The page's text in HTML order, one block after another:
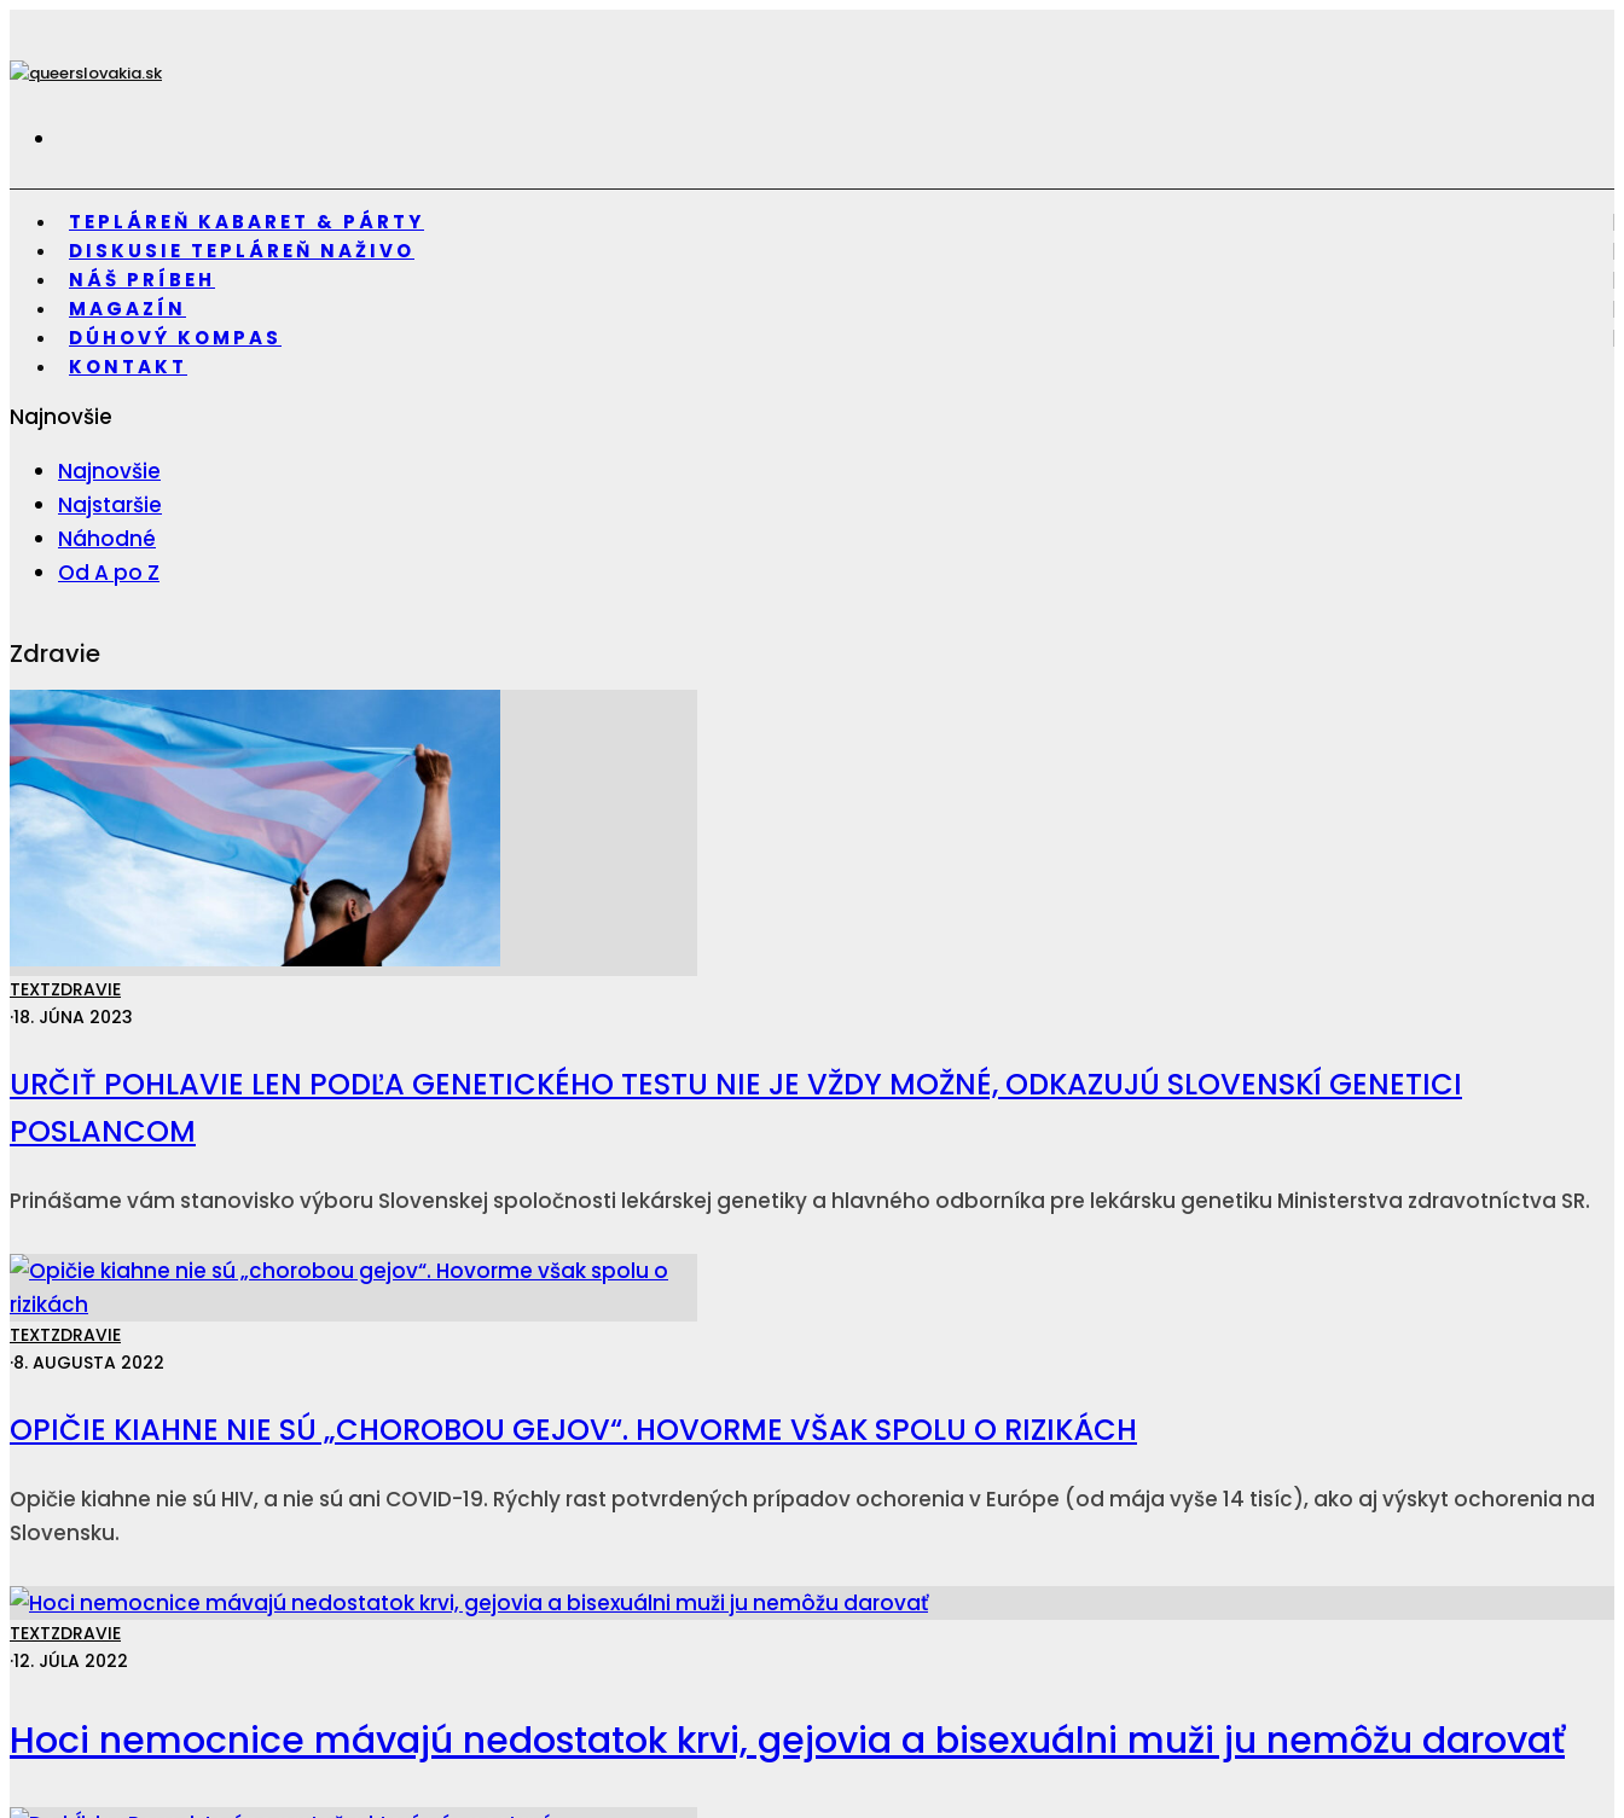
TEPLÁREŇ KABARET & PÁRTY
DISKUSIE TEPLÁREŇ NAŽIVO
NÁŠ PRÍBEH
MAGAZÍN
DÚHOVÝ KOMPAS
KONTAKT
Najnovšie
Najnovšie
Najstaršie
Náhodné
Od A po Z
Zdravie
TEXTZDRAVIE
·18. JÚNA 2023
URČIŤ POHLAVIE LEN PODĽA GENETICKÉHO TESTU NIE JE VŽDY MOŽNÉ, ODKAZUJÚ SLOVENSKÍ GENETICI
POSLANCOM
Prinášame vám stanovisko výboru Slovenskej spoločnosti lekárskej genetiky a hlavného odborníka pre lekársku genetiku Ministerstva zdravotníctva SR.
TEXTZDRAVIE
·8. AUGUSTA 2022
OPIČIE KIAHNE NIE SÚ „CHOROBOU GEJOV“. HOVORME VŠAK SPOLU O RIZIKÁCH
Opičie kiahne nie sú HIV, a nie sú ani COVID-19. Rýchly rast potvrdených prípadov ochorenia v Európe (od mája vyše 14 tisíc), ako aj výskyt ochorenia na
Slovensku.
TEXTZDRAVIE
·12. JÚLA 2022
Hoci nemocnice mávajú nedostatok krvi, gejovia a bisexuálni muži ju nemôžu darovať